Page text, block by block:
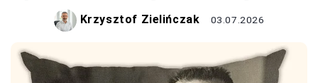
Krzysztof Zielińczak 03.07.2026